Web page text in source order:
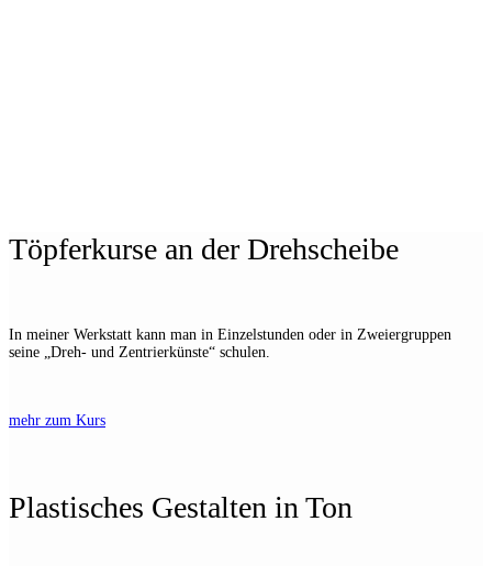
Töpferkurse an der Drehscheibe
In meiner Werkstatt kann man in Einzelstunden oder in Zweiergruppen
seine „Dreh- und Zentrierkünste“ schulen.
mehr zum Kurs
Plastisches Gestalten in Ton